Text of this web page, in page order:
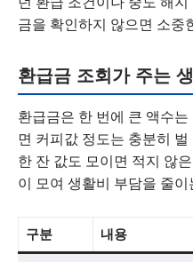
금을 확인하지 않으면 소중
환급금 조회가 주는
환급금은 한 번에 큰 액수
면 커피값 정도는 충분히
한 잔 값도 모이면 적지 않
이 모여 생활비 부담을 줄
구분 내용